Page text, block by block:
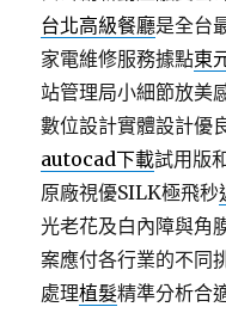
台北高級餐廳是全台
家電維修服務據點東
站管理局小細節放美
數位設計實體設計優
autocad下載試用版
原廠視優SILK極飛秒
光老花及白內障與角
案應付各行業的不同
處理植髮精準分析合